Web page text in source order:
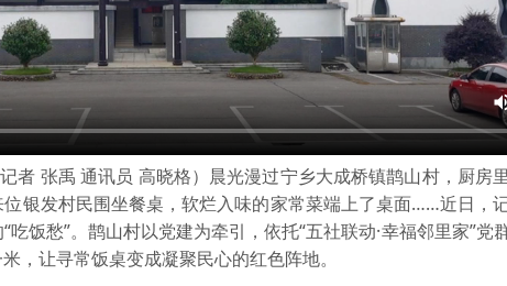
者 张禹 通讯员 高晓格）晨光漫过宁乡大成桥镇鹊山村，厨房
银发村民围坐餐桌，软烂入味的家常菜端上了桌面……近日，
饭愁”。鹊山村以党建为牵引，依托“五社联动·幸福邻里家”党
，让寻常饭桌变成凝聚民心的红色阵地。